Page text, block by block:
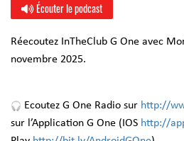
Écouter le podcast
Réecoutez InTheClub G One avec
novembre 2025.
Ecoutez G One Radio sur http://
sur l’Application G One (IOS http://